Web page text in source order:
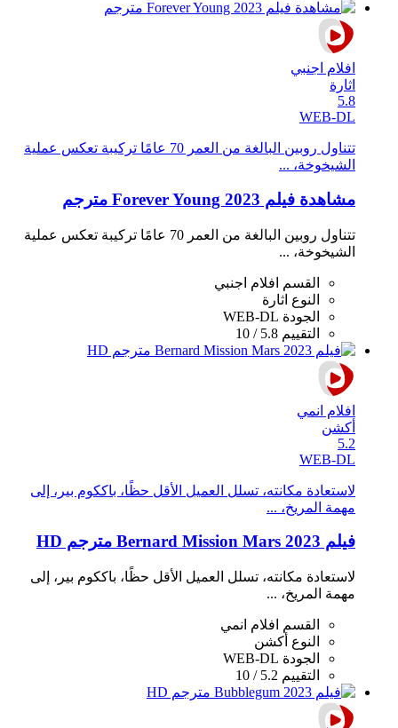
افلام اجنبي
اثارة
5.8
WEB-DL
تتناول روبين البالغة من العمر 70 عامًا تركيبة تعكس عملية
الشيخوخة، ...
مشاهدة فيلم Forever Young 2023 مترجم
تتناول روبين البالغة من العمر 70 عامًا تركيبة تعكس عملية
الشيخوخة، ...
القسم
افلام اجنبي
النوع اثارة
الجودة WEB-DL
التقييم 5.8 / 10
افلام انمي
أكشن
5.2
WEB-DL
لاستعادة مكانته، تسلل العميل الأقل حظًا، باككوم بير، إلى
مهمة المريخ، ...
فيلم Bernard Mission Mars 2023 مترجم HD
لاستعادة مكانته، تسلل العميل الأقل حظًا، باككوم بير، إلى
مهمة المريخ، ...
القسم
افلام انمي
النوع أكشن
الجودة WEB-DL
التقييم 5.2 / 10